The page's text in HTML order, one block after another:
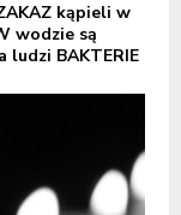
kąpieli w
wodzie są
ludzi BAKTERIE